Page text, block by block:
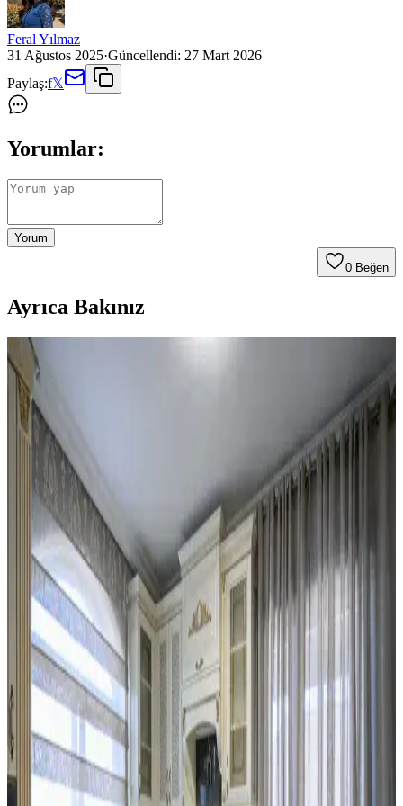
Feral Yılmaz
31 Ağustos 2025·Güncellendi: 27 Mart 2026
Paylaş:f𝕏
Yorumlar:
Yorum
0 Beğen
Ayrıca Bakınız
Mutfak Dekorasyonunda Tezgah Arkası ve Dolap
Renkleri: Estetik ve Fonksiyonel Çözümler
Mutfak dekorasyonunda tezgah arkası değiştirme, dolaplarda ikili
tonlama ve altın aksesuar kullanımı estetik ve fonksiyonel bir denge
sağlar. Doğru renk ve malzeme seçimi mekanın havasını belirler.
Mutfak Dekorasyonunda Aydınlatma, Renk ve
Düzenle Pratik İyileştirme Yöntemleri
Mutfak dekorasyonunda aydınlatma, renk uyumu ve düzenleme
teknikleriyle koyu renkli dolaplar ve siyah buzdolabı gibi unsurlar
uyumlu hale getirilir. Bitkiler ve aksesuarlar atmosferi canlandırır.
Mutfak Duvarında İki Çerçevenin Yan Yana mı
Dikey mi Yerleştirilmesi Üzerine Analiz
Mutfakta iki çerçevenin yerleşimi, yan yana ve aralıklı
konumlandırıldığında mekanın şıklığını ve görsel dengesini artırır.
Dikey asma ise genellikle daha az tercih edilir ve alt boşluk
bırakabilir.
Mutfak Tezgahı ve Backsplash Renk Uyumu:
Estetik ve Fonksiyonel Çözümler
Mutfak tezgahı ile backsplash arasındaki renk uyumsuzlukları,